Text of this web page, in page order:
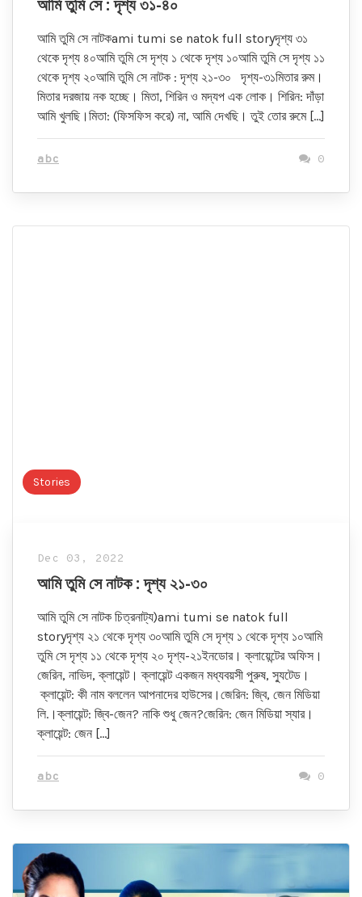
আমি তুমি সে নাটকami tumi se natok full storyদৃশ্য ৩১
থেকে দৃশ্য ৪০আমি তুমি সে দৃশ্য ১ থেকে দৃশ্য ১০আমি তুমি সে দৃশ্য ১১
থেকে দৃশ্য ২০আমি তুমি সে নাটক : দৃশ্য ২১-৩০ দৃশ্য-৩১মিতার রুম।
মিতার দরজায় নক হচ্ছে। মিতা, শিরিন ও মদ্যপ এক লোক। শিরিন: দাঁড়া
আমি খুলছি।মিতা: (ফিসফিস করে) না, আমি দেখছি। তুই তোর রুমে […]
abc 0
Stories
Dec 03, 2022
আমি তুমি সে নাটক : দৃশ্য ২১-৩০
আমি তুমি সে নাটক চিত্রনাট্য)ami tumi se natok full
storyদৃশ্য ২১ থেকে দৃশ্য ৩০আমি তুমি সে দৃশ্য ১ থেকে দৃশ্য ১০আমি
তুমি সে দৃশ্য ১১ থেকে দৃশ্য ২০ দৃশ্য-২১ইনডোর। ক্লায়েন্টের অফিস।
জেরিন, নাভিদ, ক্লায়েন্ট। ক্লায়েন্ট একজন মধ্যবয়সী পুরুষ, স্যুটেড।
ক্লায়েন্ট: কী নাম বললেন আপনাদের হাউসের।জেরিন: জ্বি, জেন মিডিয়া
লি.।ক্লায়েন্ট: জ্বি-জেন? নাকি শুধু জেন?জেরিন: জেন মিডিয়া স্যার।
ক্লায়েন্ট: জেন […]
abc 0